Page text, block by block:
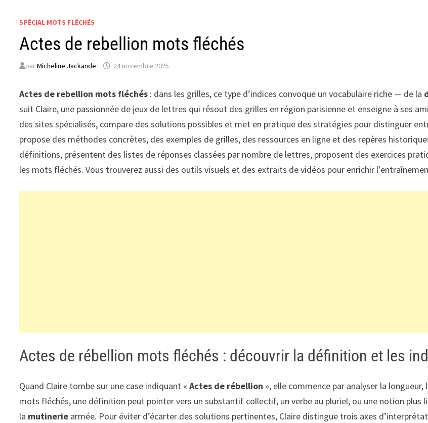
SPÉCIAL MOTS FLÉCHÉS
Actes de rebellion mots fléchés
parMicheline Jackande 24 novembre 2025
Actes de rebellion mots fléchés : dans les grilles, ce type d’indices convoque un vocabulaire riche — de la
suit Claire, une passionnée de jeux de lettres qui résout des grilles en région parisienne et enseigne à ses
des sites spécialisés, compare des solutions possibles et met en pratique des stratégies pour distinguer
propose des méthodes concrètes, des exemples de grilles, des ressources en ligne et des repères
définitions, présentent des listes de réponses classées par nombre de lettres, proposent des exercices
les mots fléchés. Vous trouverez aussi des outils visuels et des extraits de vidéos pour enrichir
Actes de rébellion mots fléchés : découvrir la définition et les
Quand Claire tombe sur une case indiquant «Actes de rébellion », elle commence par analyser la
mots fléchés, une définition peut pointer vers un substantif collectif, un verbe au pluriel, ou une notion
la mutinerie armée. Pour éviter d’écarter des solutions pertinentes, Claire distingue trois axes